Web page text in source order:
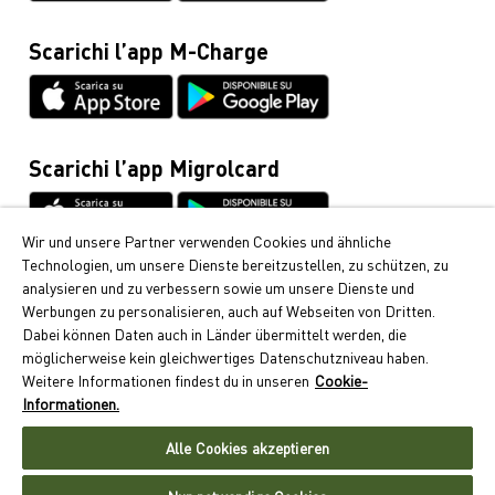
Infoline Cumulus
Informazioni generali / Veicoli
044 495 11 11
Scarichi l’app M-Charge
Scarichi l’app Migrolcard
Cumulus
Da Migrol riceve i popolari punti Cumulus. Scopra qui
come può raccogliere i punti Cumulus.
Ci segua
Wir und unsere Partner verwenden Cookies und ähnliche
Technologien, um unsere Dienste bereitzustellen, zu schützen, zu
analysieren und zu verbessern sowie um unsere Dienste und
Werbungen zu personalisieren, auch auf Webseiten von Dritten.
Dabei können Daten auch in Länder übermittelt werden, die
möglicherweise kein gleichwertiges Datenschutzniveau haben.
Weitere Informationen findest du in unseren Cookie-
Informationen.
Alle Cookies akzeptieren